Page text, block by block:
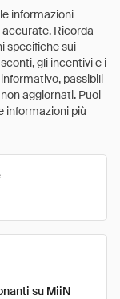
informazioni
Ricorda
specifiche sui
gli incentivi e i
passibili
aggiornati. Puoi
informazioni più
su MiiN